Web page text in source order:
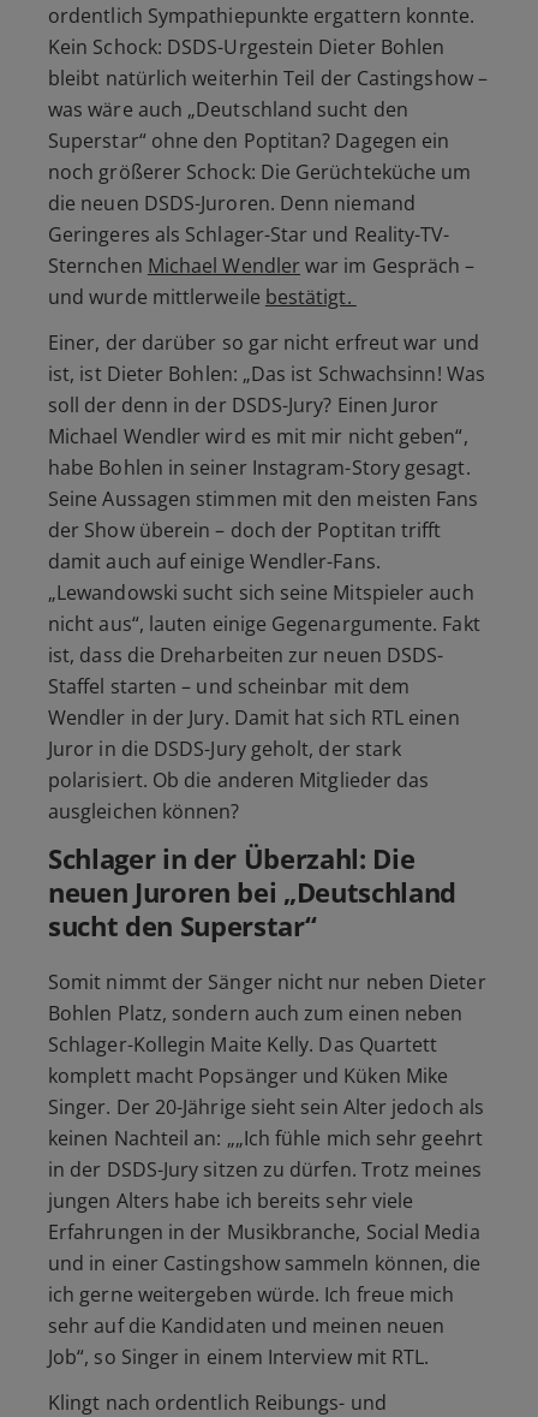
ordentlich Sympathiepunkte ergattern konnte.
Kein Schock: DSDS-Urgestein Dieter Bohlen
bleibt natürlich weiterhin Teil der Castingshow –
was wäre auch „Deutschland sucht den
Superstar“ ohne den Poptitan? Dagegen ein
noch größerer Schock: Die Gerüchteküche um
die neuen DSDS-Juroren. Denn niemand
Geringeres als Schlager-Star und Reality-TV-
Sternchen Michael Wendler war im Gespräch –
und wurde mittlerweile bestätigt.
Einer, der darüber so gar nicht erfreut war und
ist, ist Dieter Bohlen: „Das ist Schwachsinn! Was
soll der denn in der DSDS-Jury? Einen Juror
Michael Wendler wird es mit mir nicht geben“,
habe Bohlen in seiner Instagram-Story gesagt.
Seine Aussagen stimmen mit den meisten Fans
der Show überein – doch der Poptitan trifft
damit auch auf einige Wendler-Fans.
„Lewandowski sucht sich seine Mitspieler auch
nicht aus“, lauten einige Gegenargumente. Fakt
ist, dass die Dreharbeiten zur neuen DSDS-
Staffel starten – und scheinbar mit dem
Wendler in der Jury. Damit hat sich RTL einen
Juror in die DSDS-Jury geholt, der stark
polarisiert. Ob die anderen Mitglieder das
ausgleichen können?
Schlager in der Überzahl: Die
neuen Juroren bei „Deutschland
sucht den Superstar“
Somit nimmt der Sänger nicht nur neben Dieter
Bohlen Platz, sondern auch zum einen neben
Schlager-Kollegin Maite Kelly. Das Quartett
komplett macht Popsänger und Küken Mike
Singer. Der 20-Jährige sieht sein Alter jedoch als
keinen Nachteil an: „„Ich fühle mich sehr geehrt
in der DSDS-Jury sitzen zu dürfen. Trotz meines
jungen Alters habe ich bereits sehr viele
Erfahrungen in der Musikbranche, Social Media
und in einer Castingshow sammeln können, die
ich gerne weitergeben würde. Ich freue mich
sehr auf die Kandidaten und meinen neuen
Job“, so Singer in einem Interview mit RTL.
Klingt nach ordentlich Reibungs- und